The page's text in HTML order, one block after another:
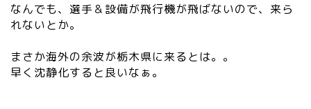
なんでも、選手＆設備が飛行機が飛ばないので、来ら
れないとか。
まさか海外の余波が栃木県に来るとは。。
早く沈静化すると良いなぁ。